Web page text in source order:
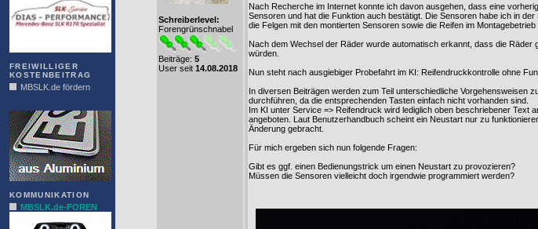
FREIWILLIGER
KOSTENBEITRAG
MBSLK.de fördern
KOMMUNIKATION
MBSLK.de-FOREN
Schreiberlevel:
Forengrünschnabel
Beiträge: 5
User seit 14.08.2018
Nach Recherche im Internet konnte ich davon ausgehen, dass eine
Sensoren und hat die Funktion auch bestätigt. Die Sensoren habe ich in
die Felgen mit den montierten Sensoren sowie die Reifen im Montagebetrieb
Nach dem Wechsel der Räder wurde automatisch erkannt, dass die
würden.
Nun steht nach ausgiebiger Probefahrt im KI: Reifendruckkontrolle ohne
In diversen Beiträgen werden zum Teil unterschiedliche
durchführen, da die entsprechenden Tasten einfach nicht vorhanden sind.
Im KI unter Service => Reifendruck wird lediglich oben beschriebener
angeboten. Laut Benutzerhandbuch scheint ein Neustart nur zu
Änderung gebracht.
Für mich ergeben sich nun folgende Fragen:
Gibt es ggf. einen Bedienungstrick um einen Neustart zu provozieren?
Müssen die Sensoren vielleicht doch irgendwie programmiert werden?